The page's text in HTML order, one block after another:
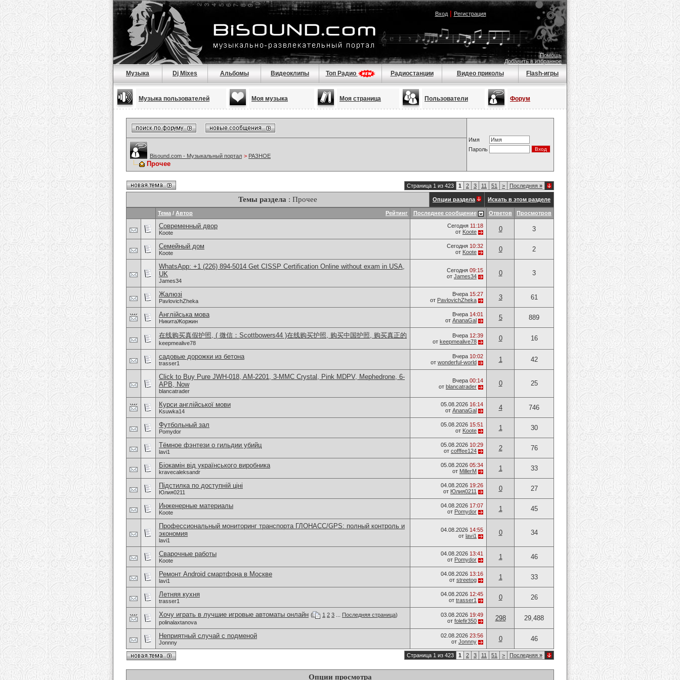
Вход| Регистрация
Помощь
Добавить в избранное
Музыка Dj Mixes Альбомы Видеоклипы Топ Радио Радиостанции Видео приколы Flash-игры
Музыка пользователей Моя музыка Моя страница Пользователи Форум
Имя
Пароль
Bisound.com - Музыкальный портал > РАЗНОЕ
Прочее
Страница 1 из 423 1 2 3 11 51 > Последняя »
Темы раздела : Прочее Опции раздела Искать в этом разделе
Рейтинг
Тема / Автор Последнее сообщение Ответов Просмотров
Современный двор
Koote
Сегодня 11:18
от Koote 0 3
Семейный дом
Koote
Сегодня 10:32
от Koote 0 2
WhatsApp: +1 (226) 894-5014​ Get CISSP Certification Online without exam in USA,
UK
James34
Сегодня 09:15
от James34 0 3
Жалюзі
PavlovichZheka
Вчера 15:27
от PavlovichZheka 3 61
Англійська мова
НикитаЖоржин
Вчера 14:01
от AnanaGal 5 889
在线购买真假护照, ( 微信：Scottbowers44 )在线购买护照, 购买中国护照, 购买真正的
keepmealive78
Вчера 12:39
от keepmealive78 0 16
садовые дорожки из бетона
trasser1
Вчера 10:02
от wonderful-world 1 42
Click to Buy Pure JWH-018, AM-2201, 3-MMC Crystal, Pink MDPV, Mephedrone, 6-
APB, Now
blancatrader
Вчера 00:14
от blancatrader 0 25
Курси англійської мови
Ksuwka14
05.08.2026 16:14
от AnanaGal 4 746
Футбольный зал
Pomydor
05.08.2026 15:51
от Koote 1 30
Тёмное фэнтези о гильдии убийц
lavi1
05.08.2026 10:29
от cofffee124 2 76
Біокамін від українського виробника
kravecaleksandr
05.08.2026 05:34
от MillerM 1 33
Підстилка по доступній ціні
Юлия0211
04.08.2026 19:26
от Юлия0211 0 27
Инженерные материалы
Koote
04.08.2026 17:07
от Pomydor 1 45
Профессиональный мониторинг транспорта ГЛОНАСС/GPS: полный контроль и
экономия
lavi1
04.08.2026 14:55
от lavi1 0 34
Сварочные работы
Koote
04.08.2026 13:41
от Pomydor 1 46
Ремонт Android смартфона в Москве
lavi1
04.08.2026 13:16
от streetog 1 33
Летняя кухня
trasser1
04.08.2026 12:45
от trasser1 0 26
Хочу играть в лучшие игровые автоматы онлайн ( 1 2 3 Последняя страница)
polinalaxtanova
03.08.2026 19:49
от folefir350 298 29,488
Неприятный случай с подменой
Jonnny
02.08.2026 23:56
от Jonnny 0 46
Страница 1 из 423 1 2 3 11 51 > Последняя »
Опции просмотра